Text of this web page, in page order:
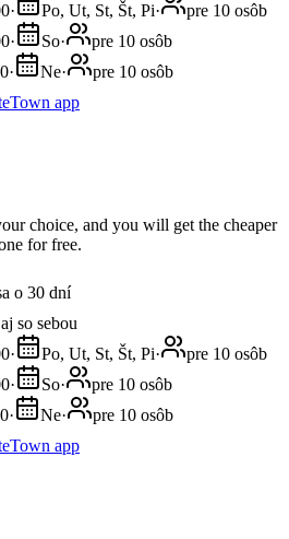
· Po, Ut, St, Št, Pi·
pre 10 osôb
· So·
pre 10 osôb
· Ne·
pre 10 osôb
app
choice, and you will get the cheaper
for free.
o 30 dní
so sebou
· Po, Ut, St, Št, Pi·
pre 10 osôb
· So·
pre 10 osôb
· Ne·
pre 10 osôb
app